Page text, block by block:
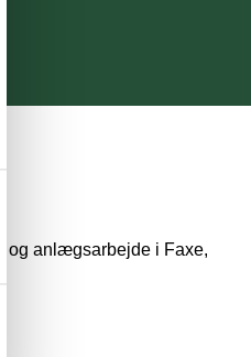
og anlægsarbejde i Faxe,